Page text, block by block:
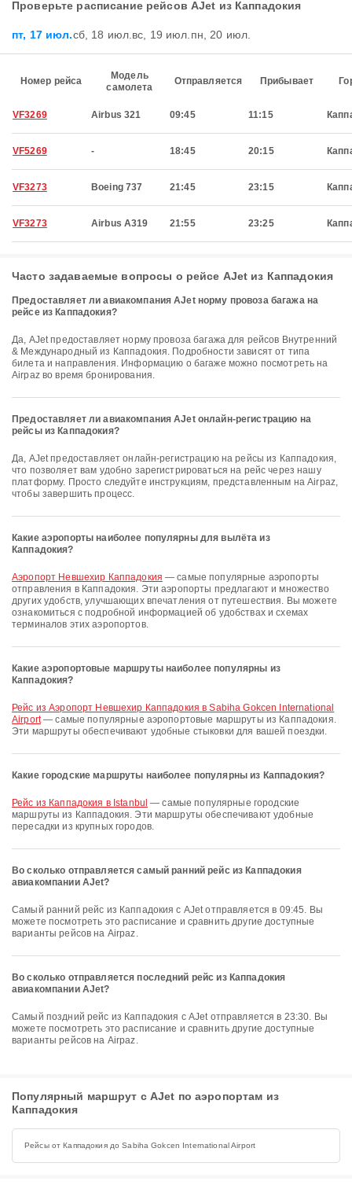
Проверьте расписание рейсов AJet из Каппадокия
пт, 17 июл.сб, 18 июл. вс, 19 июл. пн, 20 июл.
Номер рейса
Модель
самолета
Отправляется Прибывает
VF3269 Airbus 321 09:45 11:15
VF5269 - 18:45 20:15
VF3273 Boeing 737 21:45 23:15
VF3273 Airbus A319 21:55 23:25
Часто задаваемые вопросы о рейсе AJet из Каппадокия
Предоставляет ли авиакомпания AJet норму провоза багажа на
рейсе из Каппадокия?
Да, AJet предоставляет норму провоза багажа для рейсов Внутренний
& Международный из Каппадокия. Подробности зависят от типа
билета и направления. Информацию о багаже можно посмотреть на
Airpaz во время бронирования.
Предоставляет ли авиакомпания AJet онлайн-регистрацию на
рейсы из Каппадокия?
Да, AJet предоставляет онлайн-регистрацию на рейсы из Каппадокия,
что позволяет вам удобно зарегистрироваться на рейс через нашу
платформу. Просто следуйте инструкциям, представленным на Airpaz,
чтобы завершить процесс.
Какие аэропорты наиболее популярны для вылёта из
Каппадокия?
Аэропорт Невшехир Каппадокия — самые популярные аэропорты
отправления в Каппадокия. Эти аэропорты предлагают и множество
других удобств, улучшающих впечатления от путешествия. Вы можете
ознакомиться с подробной информацией об удобствах и схемах
терминалов этих аэропортов.
Какие аэропортовые маршруты наиболее популярны из
Каппадокия?
рейс из Аэропорт Невшехир Каппадокия в Sabiha Gokcen International
Airport— самые популярные аэропортовые маршруты из Каппадокия.
Эти маршруты обеспечивают удобные стыковки для вашей поездки.
Какие городские маршруты наиболее популярны из Каппадокия?
рейс из Каппадокия в Istanbul — самые популярные городские
маршруты из Каппадокия. Эти маршруты обеспечивают удобные
пересадки из крупных городов.
Во сколько отправляется самый ранний рейс из Каппадокия
авиакомпании AJet?
Самый ранний рейс из Каппадокия с AJet отправляется в 09:45. Вы
можете посмотреть это расписание и сравнить другие доступные
варианты рейсов на Airpaz.
Во сколько отправляется последний рейс из Каппадокия
авиакомпании AJet?
Самый поздний рейс из Каппадокия с AJet отправляется в 23:30. Вы
можете посмотреть это расписание и сравнить другие доступные
варианты рейсов на Airpaz.
Популярный маршрут с AJet по аэропортам из
Каппадокия
Рейсы от Каппадокия до Sabiha Gokcen International Airport